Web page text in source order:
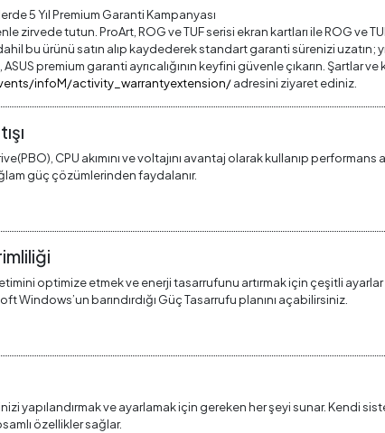
zirvede tutun. ProArt, ROG ve TUF serisi ekran kartları ile ROG
bu ürünü satın alıp kaydederek standart garanti sürenizi uzatın;
ASUS premium garanti ayrıcalığının keyfini güvenle çıkarın. Şartlar
infoM/activity_warrantyextension/adresini ziyaret ediniz.
CPU akımını ve voltajını avantaj olarak kullanıp
güç çözümlerinden faydalanır.
optimize etmek ve enerji tasarrufunu artırmak için çeşitli
Windows’un barındırdığı Güç Tasarrufu planını açabilirsiniz.
yapılandırmak ve ayarlamak için gereken her şeyi sunar. Kendi
özellikler sağlar.